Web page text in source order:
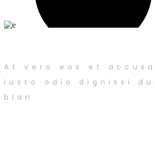
At vero eos et
iusto odio dignissi
blan